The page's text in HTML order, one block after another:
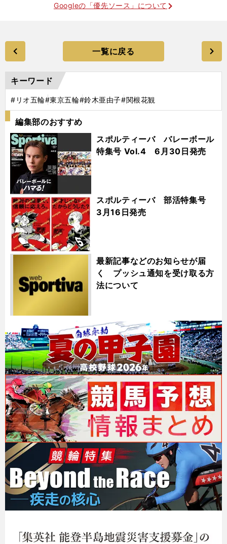
Googleの「優先ソース」について
一覧に戻る
キーワード
#リオ五輪#東京五輪#鈴木亜由子#関根花観
編集部のおすすめ
スポルティーバ バレーボール
特集号 Vol.4 6月30日発売
スポルティーバ 部活特集号
3月16日発売
最新記事などのお知らせが届
く プッシュ通知を受け取る方
法について